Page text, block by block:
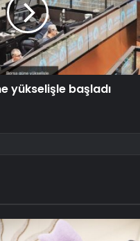
yükselişle başladı